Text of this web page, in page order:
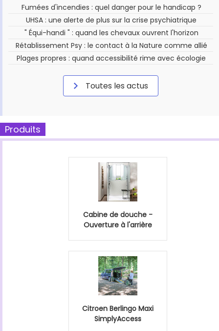
Fumées d'incendies : quel danger pour le handicap ?
UHSA : une alerte de plus sur la crise psychiatrique
" Équi-handi " : quand les chevaux ouvrent l'horizon
Rétablissement Psy : le contact à la Nature comme allié
Plages propres : quand accessibilité rime avec écologie
Toutes les actus
Produits
Cabine de douche -
Ouverture à l'arrière
Citroen Berlingo Maxi
SimplyAccess